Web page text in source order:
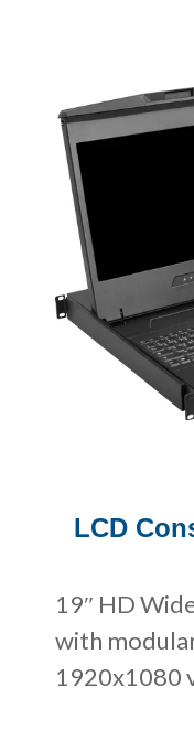
LCD
19″ HD
with
1920x1080